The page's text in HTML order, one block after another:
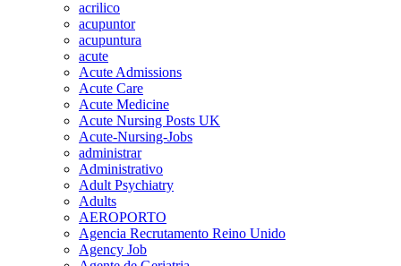
acrilico
acupuntor
acupuntura
acute
Acute Admissions
Acute Care
Acute Medicine
Acute Nursing Posts UK
Acute-Nursing-Jobs
administrar
Administrativo
Adult Psychiatry
Adults
AEROPORTO
Agencia Recrutamento Reino Unido
Agency Job